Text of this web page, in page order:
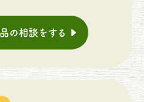
の相談をする